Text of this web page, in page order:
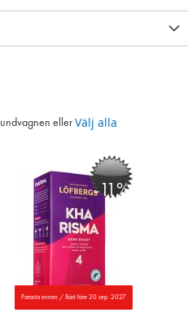
eller Välj alla
Parasta ennen / Bäst före 20 sep. 2027
-11%